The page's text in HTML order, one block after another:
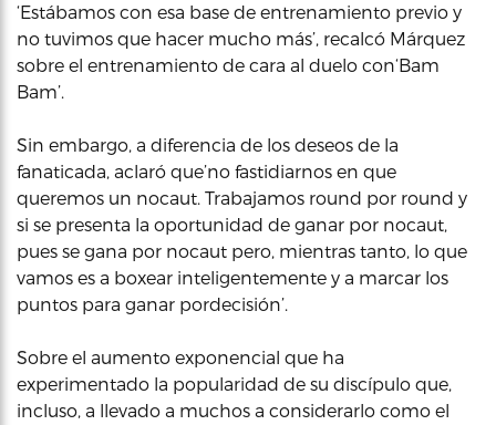
‘Estábamos con esa base de entrenamiento previo y
no tuvimos que hacer mucho más’, recalcó Márquez
sobre el entrenamiento de cara al duelo con‘Bam
Bam’.
Sin embargo, a diferencia de los deseos de la
fanaticada, aclaró que’no fastidiarnos en que
queremos un nocaut. Trabajamos round por round y
si se presenta la oportunidad de ganar por nocaut,
pues se gana por nocaut pero, mientras tanto, lo que
vamos es a boxear inteligentemente y a marcar los
puntos para ganar pordecisión’.
Sobre el aumento exponencial que ha
experimentado la popularidad de su discípulo que,
incluso, a llevado a muchos a considerarlo como el